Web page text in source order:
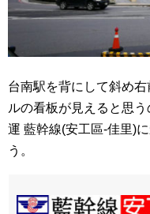
台南駅を背にして斜め
ルの看板が見えると思
運 藍幹線(安工區-佳里)
う。